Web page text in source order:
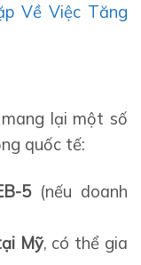
Về Việc Tăng
lại một số
quốc tế:
5(nếu doanh
Mỹ, có thể gia